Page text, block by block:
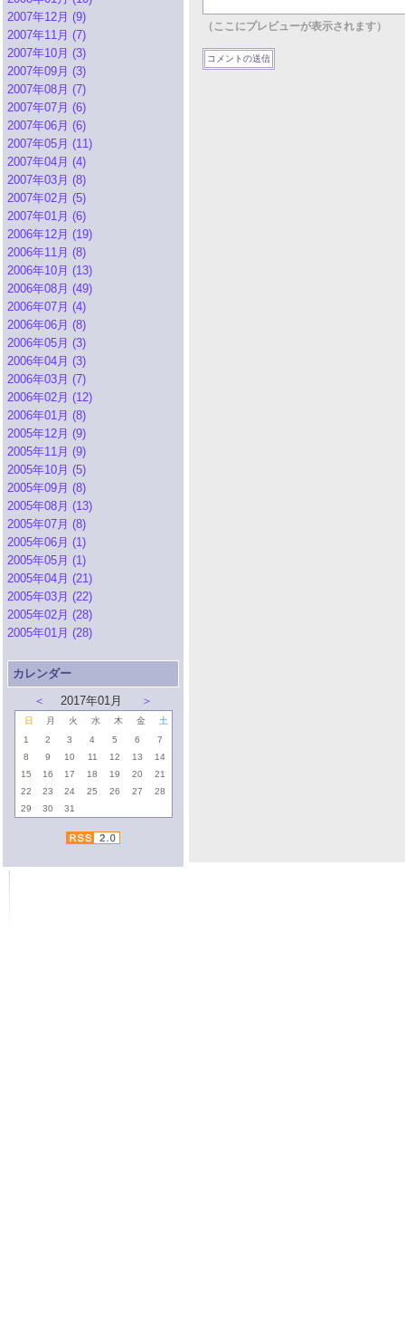
2007年12月 (9)
2007年11月 (7)
2007年10月 (3)
2007年09月 (3)
2007年08月 (7)
2007年07月 (6)
2007年06月 (6)
2007年05月 (11)
2007年04月 (4)
2007年03月 (8)
2007年02月 (5)
2007年01月 (6)
2006年12月 (19)
2006年11月 (8)
2006年10月 (13)
2006年08月 (49)
2006年07月 (4)
2006年06月 (8)
2006年05月 (3)
2006年04月 (3)
2006年03月 (7)
2006年02月 (12)
2006年01月 (8)
2005年12月 (9)
2005年11月 (9)
2005年10月 (5)
2005年09月 (8)
2005年08月 (13)
2005年07月 (8)
2005年06月 (1)
2005年05月 (1)
2005年04月 (21)
2005年03月 (22)
2005年02月 (28)
2005年01月 (28)
カレンダー
＜
2017年01月 ＞
日 月 火 水 木 金
土
1
2 3 4 5 6
7
8
9 10 11 12 13
14
15
16 17 18 19 20
21
22
23 24 25 26 27
28
29
30 31
（ここにプレビューが表示されます）